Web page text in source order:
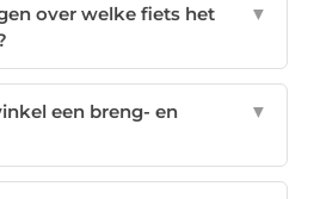
over welke fiets het
▼
een breng- en
▼